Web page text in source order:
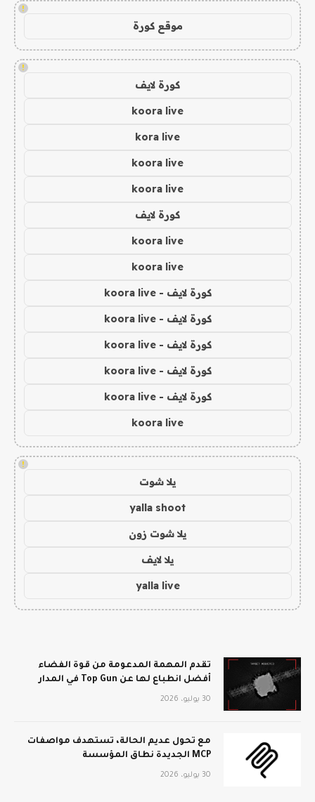
!
موقع كورة
!
كورة لايف
koora live
kora live
koora live
koora live
كورة لايف
koora live
koora live
كورة لايف - koora live
كورة لايف - koora live
كورة لايف - koora live
كورة لايف - koora live
كورة لايف - koora live
koora live
!
يلا شوت
yalla shoot
يلا شوت زون
يلا لايف
yalla live
تقدم المهمة المدعومة من قوة الفضاء
أفضل انطباع لها عن Top Gun في المدار
30 يوليو، 2026
مع تحول عديم الحالة، تستهدف مواصفات
MCP الجديدة نطاق المؤسسة
30 يوليو، 2026